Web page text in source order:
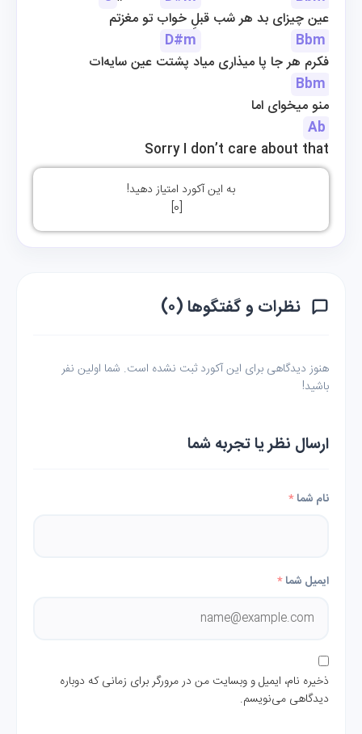
عین چیزای بد هر شب قبلِ خواب تو مغزتم
D#m
Bbm
فکرم هر جا پا میذاری میاد پشتت عین سایه‌ات
Bbm
منو میخوای اما
Ab
Sorry I don’t care about that
به این آکورد امتیاز دهید!
[
0
]
نظرات و گفتگوها (۰)
هنوز دیدگاهی برای این آکورد ثبت نشده است. شما اولین نفر
باشید!
ارسال نظر یا تجربه شما
نام شما*
ایمیل شما*
ذخیره نام، ایمیل و وبسایت من در مرورگر برای زمانی که دوباره
دیدگاهی می‌نویسم.